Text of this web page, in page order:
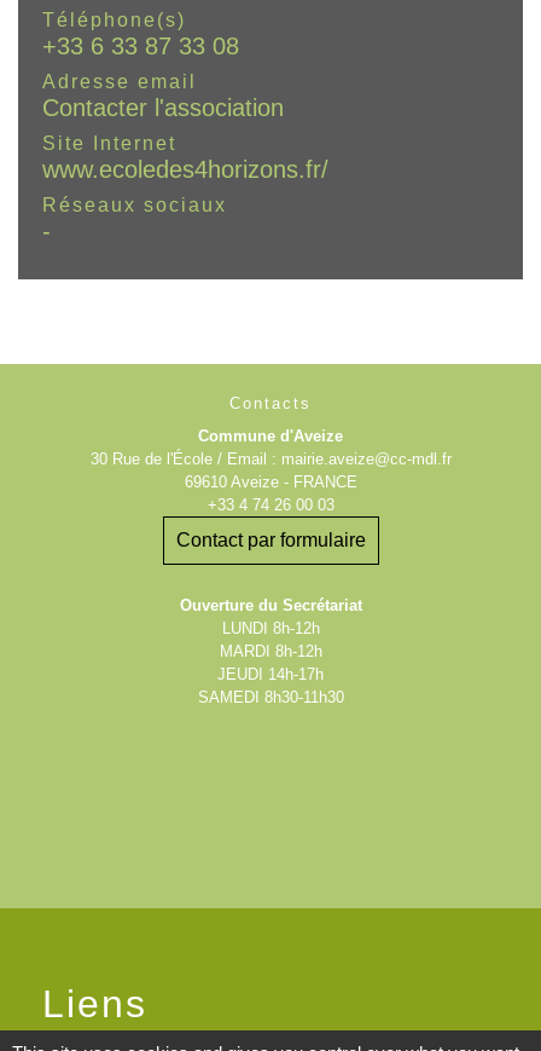
Téléphone(s)
+33 6 33 87 33 08
Adresse email
Contacter l'association
Site Internet
www.ecoledes4horizons.fr/
Réseaux sociaux
-
Contacts
Commune d'Aveize
30 Rue de l'École / Email : mairie.aveize@cc-mdl.fr
69610 Aveize - FRANCE
+33 4 74 26 00 03
Contact par formulaire
Ouverture du Secrétariat
LUNDI 8h-12h
MARDI 8h-12h
JEUDI 14h-17h
SAMEDI 8h30-11h30
Liens